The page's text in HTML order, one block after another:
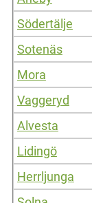
Södertälje
Sotenäs
Mora
Vaggeryd
Alvesta
Lidingö
Herrljunga